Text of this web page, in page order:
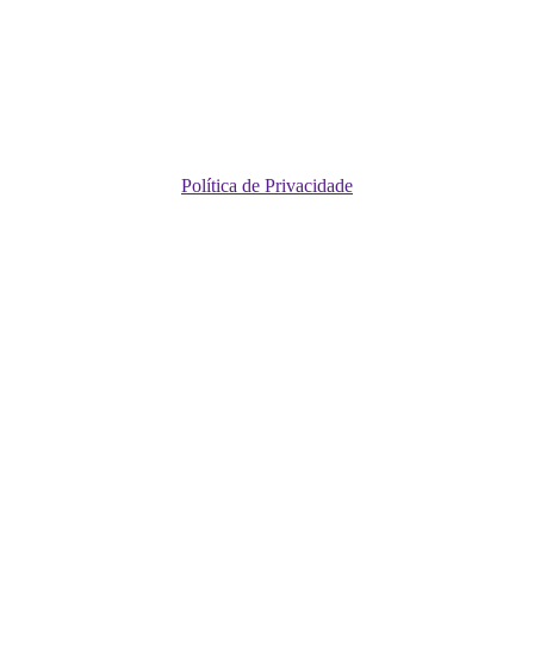
Política de Privacidade